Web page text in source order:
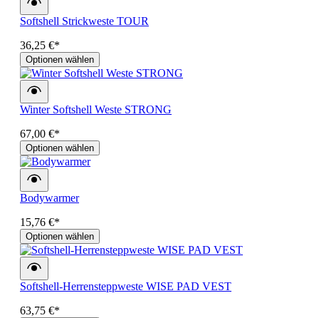
Softshell Strickweste TOUR
36,25 €*
Optionen wählen
Winter Softshell Weste STRONG
67,00 €*
Optionen wählen
Bodywarmer
15,76 €*
Optionen wählen
Softshell-Herrensteppweste WISE PAD VEST
63,75 €*